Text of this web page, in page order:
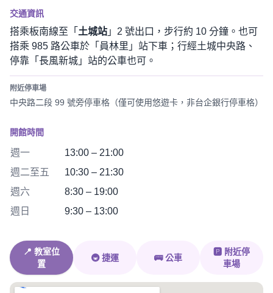
交通資訊
搭乘板南線至「 土城站 」2 號出口，步行約 10 分鐘。也可
搭乘 985 路公車於「員林里」站下車；行經土城中央路、
停靠「長風新城」站的公車也可。
附近停車場
中央路二段 99 號旁停車格（僅可使用悠遊卡，非台企銀行停車格）
開館時間
週一
13:00 – 21:00
週二至五
10:30 – 21:30
週六
8:30 – 19:00
週日
9:30 – 13:00
📍 教室位
置
🚇 捷運 🚌 公車
🅿️ 附近停
車場